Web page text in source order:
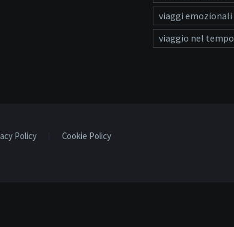
viaggi emozionali
viaggio nel tempo
Policy Cookie Policy